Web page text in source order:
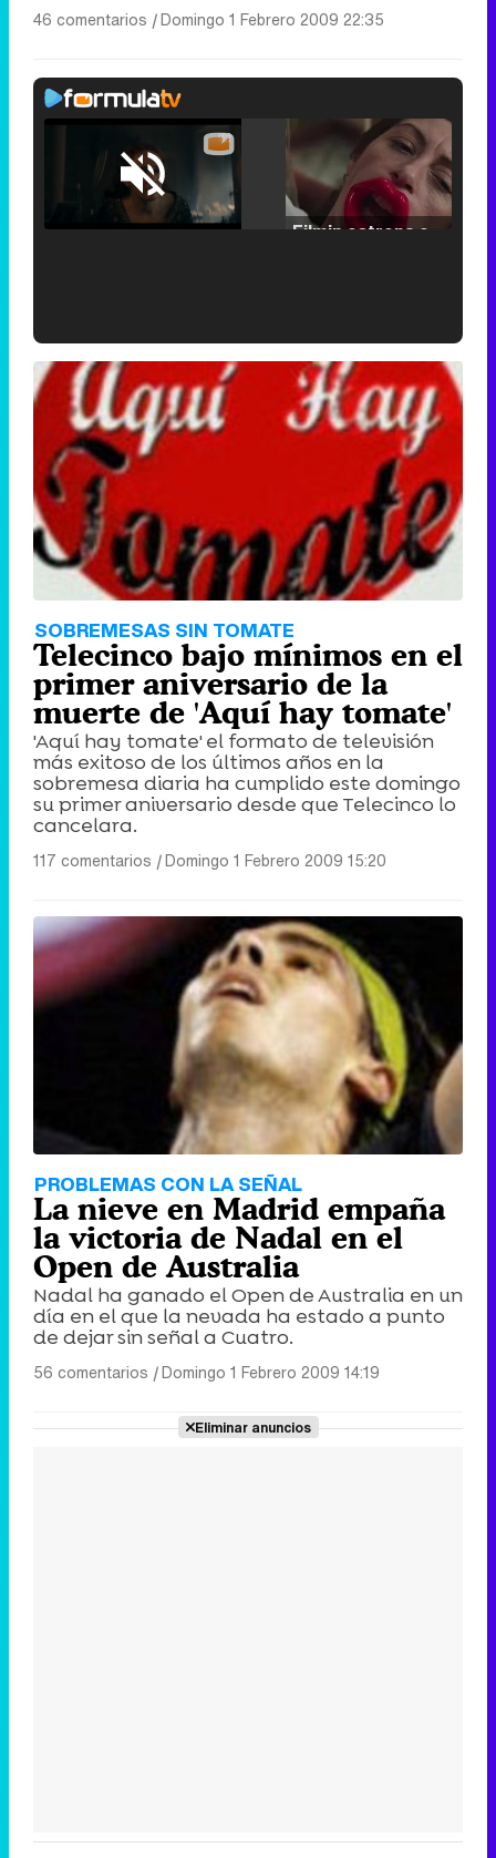
46 comentarios |Domingo 1 Febrero 2009 22:35
Unmute /
Loaded:
46.63%
'120 Minutos' celebra sus 2.000 programas en Telemadrid con un vídeo del día a día en la redacción
Tráiler de '33 días', la nueva serie de Atresplayer con Julián Villagrán y José Manuel Poga
Tráiler de la tercera temporada de 'The Walking Dead: Dead City' de AMC+
SOBREMESAS SIN TOMATE
Telecinco bajo mínimos en el
primer aniversario de la
muerte de 'Aquí hay tomate'
'Aquí hay tomate' el formato de televisión
más exitoso de los últimos años en la
sobremesa diaria ha cumplido este domingo
su primer aniversario desde que Telecinco lo
cancelara.
117 comentarios |Domingo 1 Febrero 2009 15:20
PROBLEMAS CON LA SEÑAL
La nieve en Madrid empaña
la victoria de Nadal en el
Open de Australia
Nadal ha ganado el Open de Australia en un
día en el que la nevada ha estado a punto
de dejar sin señal a Cuatro.
56 comentarios |Domingo 1 Febrero 2009 14:19
Eliminar anuncios